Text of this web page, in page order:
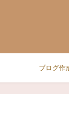
ブログ作